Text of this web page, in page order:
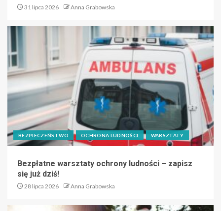
31 lipca 2026 Anna Grabowska
BEZPIECZEŃSTWO OCHRONA LUDNOŚCI WARSZTATY
Bezpłatne warsztaty ochrony ludności – zapisz
się już dziś!
28 lipca 2026 Anna Grabowska